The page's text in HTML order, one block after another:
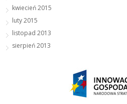
kwiecień 2015
luty 2015
listopad 2013
sierpień 2013